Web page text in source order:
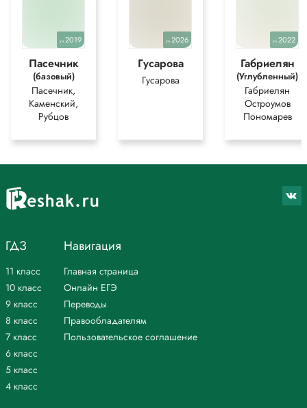
уч.2019
Пасечник
(базовый)
Пасечник,
Каменский,
Рубцов
уч.2026
Гусарова
Гусарова
уч.2022
Габриелян
(Углубленный)
Габриелян
Остроумов
Пономарев
ГДЗ
11 класс
10 класс
9 класс
8 класс
7 класс
6 класс
5 класс
4 класс
Навигация
Главная страница
Онлайн ЕГЭ
Переводы
Правообладателям
Пользовательское соглашение